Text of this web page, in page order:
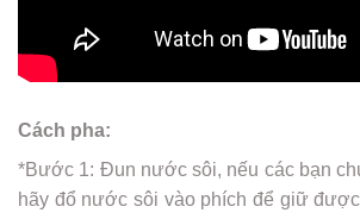
Cách pha:
*Bước 1: Đun nước sôi, nếu các bạn
hãy đổ nước sôi vào phích để giữ